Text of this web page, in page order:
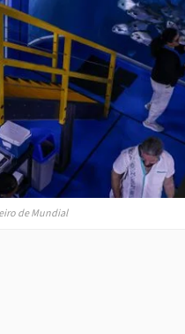
de Mundial